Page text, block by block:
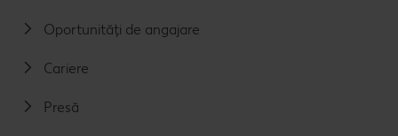
Oportunități de angajare
Cariere
Presă